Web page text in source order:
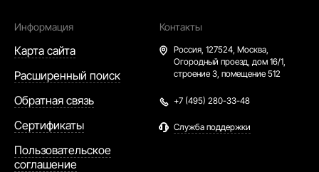
Информация
Карта сайта
Расширенный поиск
Обратная связь
Сертификаты
Пользовательское
соглашение
Контакты
Россия, 127524, Москва,
Огородный проезд, дом 16/1,
строение 3, помещение 512
+7 (495) 280-33-48
Служба поддержки